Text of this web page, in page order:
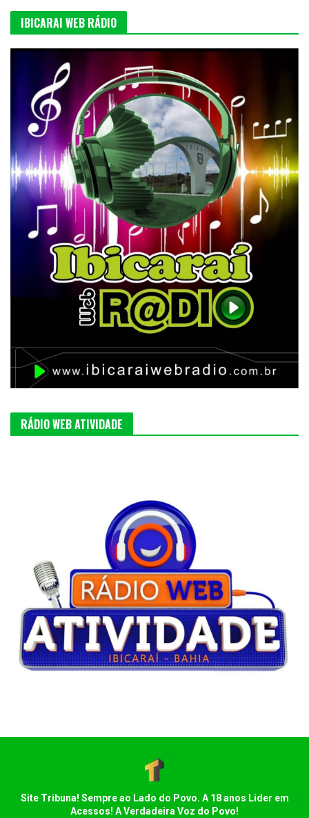
IBICARAI WEB RÁDIO
RÁDIO WEB ATIVIDADE
Site Tribuna! Sempre ao Lado do Povo. A 18 anos Lider em
Acessos! A Verdadeira Voz do Povo!